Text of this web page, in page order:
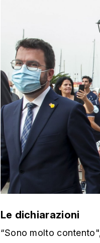
Le dichiarazioni
“Sono molto